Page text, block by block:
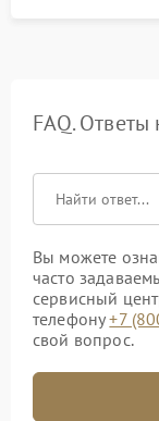
FAQ.
Вы можете
часто
сервисный
телефону+7
свой вопрос.